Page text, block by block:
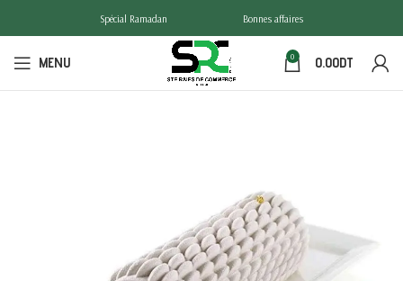
Spécial Ramadan Bonnes affaires
MENU 0 0.00DT